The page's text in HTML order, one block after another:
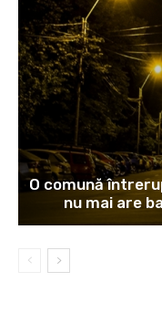
O comună
nu mai are